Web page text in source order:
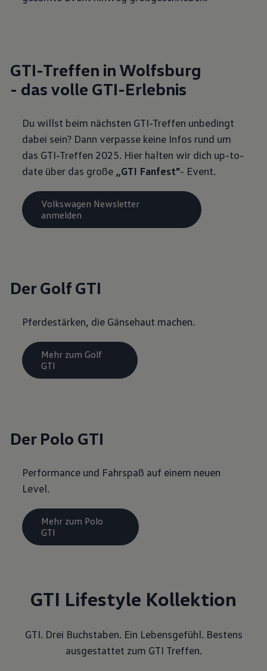
GTI-Treffen in Wolfsburg
- das volle GTI-Erlebnis
Du willst beim nächsten GTI-Treffen unbedingt
dabei sein? Dann verpasse keine Infos rund um
das GTI-Treffen 2025. Hier halten wir dich up-to-
date über das große „GTI Fanfest"- Event.
Volkswagen Newsletter
anmelden
Der Golf GTI
Pferdestärken, die Gänsehaut machen.
Mehr zum Golf
GTI
Der Polo GTI
Performance und Fahrspaß auf einem neuen
Level.
Mehr zum Polo
GTI
GTI Lifestyle Kollektion
GTI. Drei Buchstaben. Ein Lebensgefühl. Bestens
ausgestattet zum GTI Treffen.